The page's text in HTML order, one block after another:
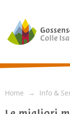
Home Info &